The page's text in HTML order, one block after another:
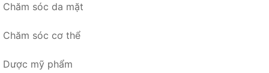
Chăm sóc da mặt
Chăm sóc cơ thể
Dược mỹ phẩm